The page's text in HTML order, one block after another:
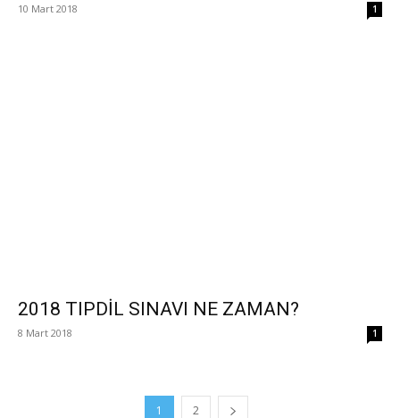
10 Mart 2018 1
2018 TIPDİL SINAVI NE ZAMAN?
8 Mart 2018 1
1 2